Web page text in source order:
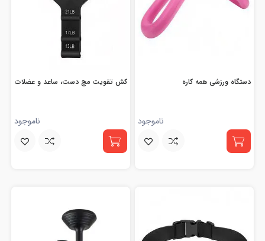
دستگاه ورزشی همه کاره
ناموجود
کش تقویت مچ دست، ساعد و عضلات
ناموجود